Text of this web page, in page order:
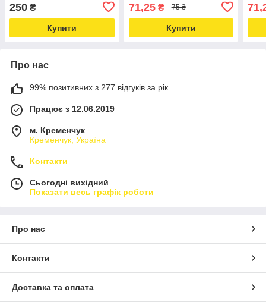
250 ₴
Купити
71,25₴ 75 ₴
Купити
Про нас
99% позитивних з 277 відгуків за рік
Працює з 12.06.2019
м. Кременчук
Кременчук, Україна
Контакти
Сьогодні вихідний
Показати весь графік роботи
Про нас
Контакти
Доставка та оплата